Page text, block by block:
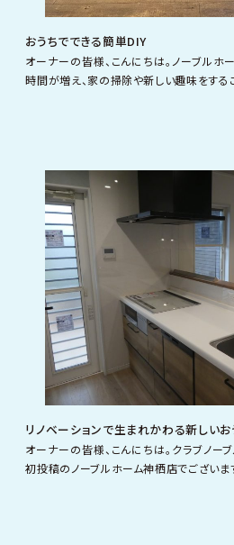
おうちでできる簡単DIY
オーナーの皆様、こんにちは。ノーブルホ
時間が増え、家の掃除や新しい趣味をする
リノベーションで生まれかわる新しいお
オーナーの皆様、こんにちは。クラブノー
初投稿のノーブルホーム神栖店でございま